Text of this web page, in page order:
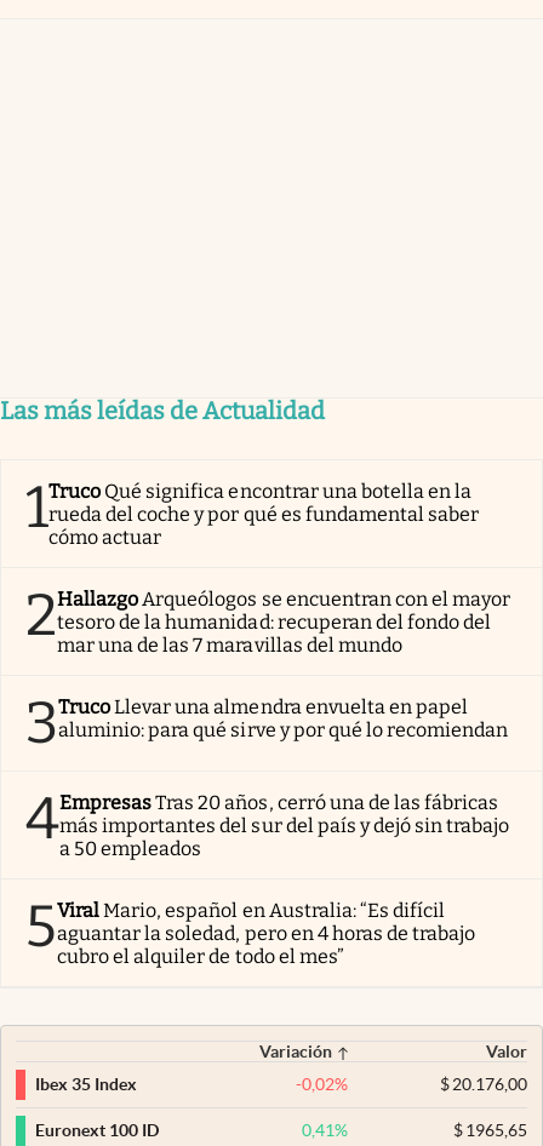
Las más leídas de Actualidad
1Truco Qué significa encontrar una botella en la
rueda del coche y por qué es fundamental saber
cómo actuar
2Hallazgo Arqueólogos se encuentran con el mayor
tesoro de la humanidad: recuperan del fondo del
mar una de las 7 maravillas del mundo
3TrucoLlevar una almendra envuelta en papel
aluminio: para qué sirve y por qué lo recomiendan
4EmpresasTras 20 años, cerró una de las fábricas
más importantes del sur del país y dejó sin trabajo
a 50 empleados
5ViralMario, español en Australia: “Es difícil
aguantar la soledad, pero en 4 horas de trabajo
cubro el alquiler de todo el mes”
Variación
Valor
Ibex 35 Index
-0,02% $20.176,00
Euronext 100 ID 0,41% $1965,65